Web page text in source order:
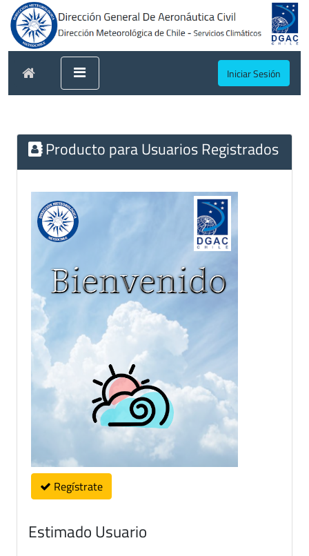
Iniciar Sesión
Producto para Usuarios Registrados
Regístrate
Estimado Usuario